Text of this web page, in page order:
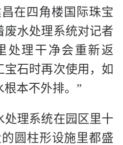
在四角楼国际珠宝
废水处理系统对记者
处理干净会重新返
宝石时再次使用，如
根本不外排。”
处理系统在园区里十
圆柱形设施里都盛